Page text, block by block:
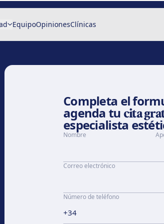
EquipoOpinionesClínicas
Completa el
agenda tu cita
especialista
Nombre
Correo electrónico
Número de teléfono